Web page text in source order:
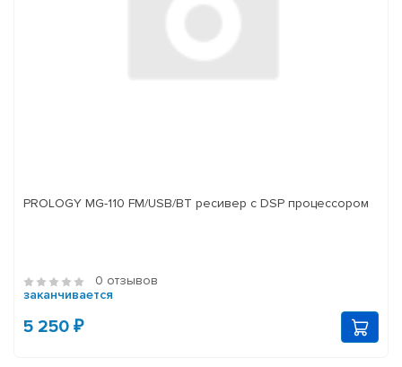
PROLOGY MG-110 FM/USB/BT ресивер с DSP процессором
0 отзывов
заканчивается
5 250 ₽